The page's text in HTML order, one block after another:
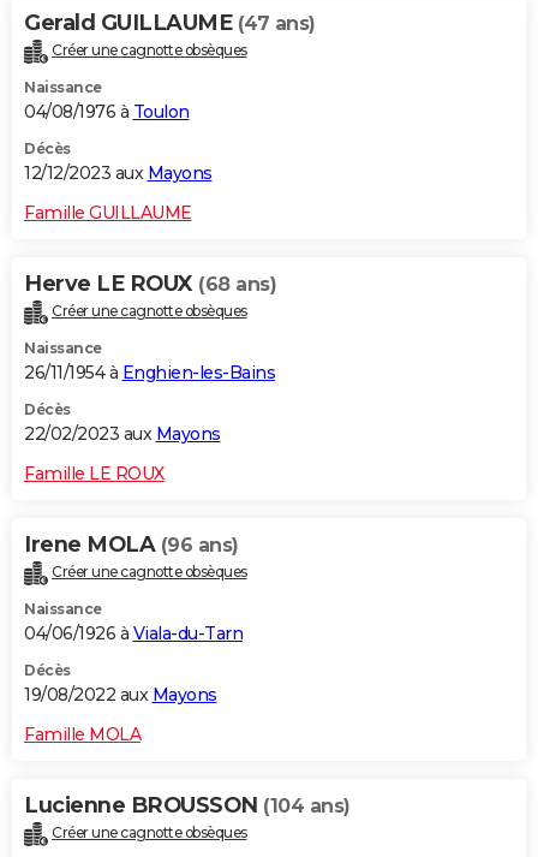
Gerald GUILLAUME (47 ans)
Créer une cagnotte obsèques
Naissance
04/08/1976 à Toulon
Décès
12/12/2023 aux Mayons
Famille GUILLAUME
Herve LE ROUX (68 ans)
Créer une cagnotte obsèques
Naissance
26/11/1954 à Enghien-les-Bains
Décès
22/02/2023 aux Mayons
Famille LE ROUX
Irene MOLA (96 ans)
Créer une cagnotte obsèques
Naissance
04/06/1926 à Viala-du-Tarn
Décès
19/08/2022 aux Mayons
Famille MOLA
Lucienne BROUSSON (104 ans)
Créer une cagnotte obsèques